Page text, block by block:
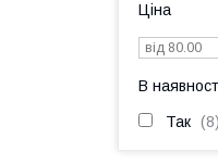
Ціна
В
Так 8